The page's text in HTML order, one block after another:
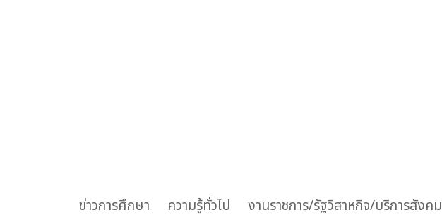
ข่าวการศึกษา ความรู้ทั่วไป งานราชการ/รัฐวิสาหกิจ/บริการสังคม